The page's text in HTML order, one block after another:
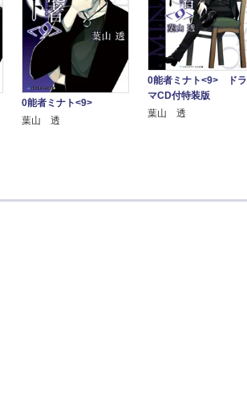
0能者ミナト<9>
葉山 透
0能者ミナト<9> ドラ
マCD付特装版
葉山 透